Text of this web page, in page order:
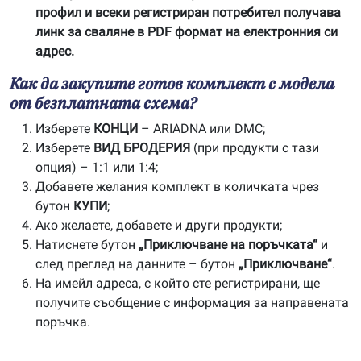
профил и всеки регистриран потребител получава
линк за сваляне в PDF формат на електронния си
адрес.
Как да закупите готов комплект с модела
от безплатната схема?
Изберете КОНЦИ – ARIADNA или DMC;
Изберете ВИД БРОДЕРИЯ (при продукти с тази
опция) – 1:1 или 1:4;
Добавете желания комплект в количката чрез
бутон КУПИ;
Ако желаете, добавете и други продукти;
Натиснете бутон „Приключване на поръчката“ и
след преглед на данните – бутон „Приключване“.
На имейл адреса, с който сте регистрирани, ще
получите съобщение с информация за направената
поръчка.